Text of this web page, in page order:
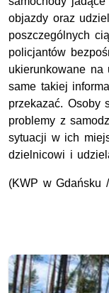
objazdy oraz
poszczególnych
policjantów
ukierunkowane na
same takiej
przekazać. Osoby
problemy z
sytuacji w ich
dzielnicowi i
(KWP w Gdańsku